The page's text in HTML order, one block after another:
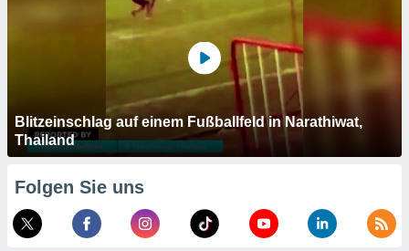
Blitzeinschlag auf einem Fußballfeld in Narathiwat,
Thailand
Folgen Sie uns